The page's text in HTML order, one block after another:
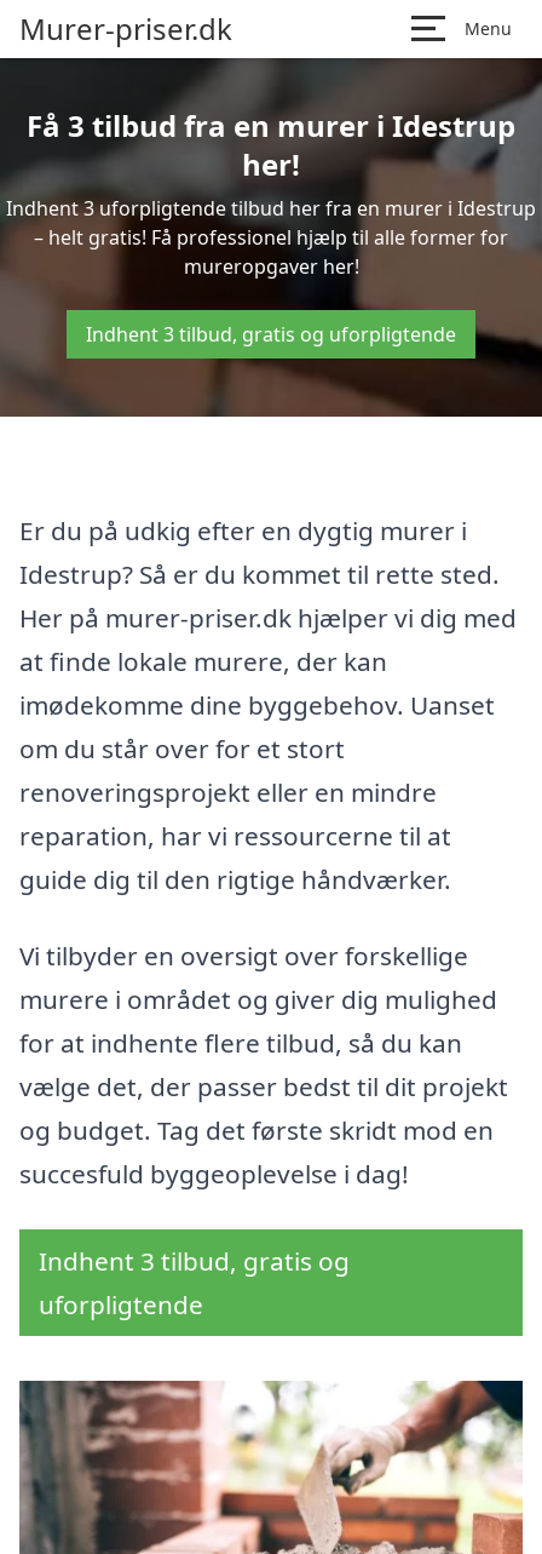
Murer-priser.dk Menu
Få 3 tilbud fra en murer i Idestrup
her!
Indhent 3 uforpligtende tilbud her fra en murer i Idestrup
– helt gratis! Få professionel hjælp til alle former for
mureropgaver her!
Indhent 3 tilbud, gratis og uforpligtende
Er du på udkig efter en dygtig murer i
Idestrup? Så er du kommet til rette sted.
Her på murer-priser.dk hjælper vi dig med
at finde lokale murere, der kan
imødekomme dine byggebehov. Uanset
om du står over for et stort
renoveringsprojekt eller en mindre
reparation, har vi ressourcerne til at
guide dig til den rigtige håndværker.
Vi tilbyder en oversigt over forskellige
murere i området og giver dig mulighed
for at indhente flere tilbud, så du kan
vælge det, der passer bedst til dit projekt
og budget. Tag det første skridt mod en
succesfuld byggeoplevelse i dag!
Indhent 3 tilbud, gratis og
uforpligtende